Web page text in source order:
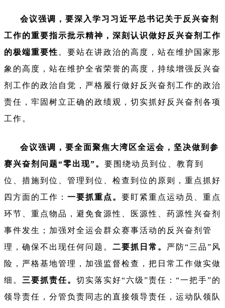
会议强调，要深入学习习近平总书记关于反兴奋剂
工作的重要指示批示精神，深刻认识做好反兴奋剂工作
的极端重要性 。要站在讲政治的高度，站在维护国家形
象的高度，站在维护全省荣誉的高度，持续增强反兴奋
剂工作的政治自觉，严格履行做好反兴奋剂工作的政治
责任，牢固树立正确的政绩观，切实抓好反兴奋剂各项
工作。
会议强调，要全面聚焦大湾区全运会，坚决做到参
赛兴奋剂问题“零出现”。 要围绕动员到位、教育到
位、措施到位、管理到位、检查到位的原则，重点抓好
四方面的工作： 一要抓重点。 要盯紧重点运动员、重点
环节、重点物品，避免食源性、医源性、药源性兴奋剂
事件发生；加强对全运会群众赛事活动的反兴奋剂管
理，确保不出现任何问题。 二要抓日常。 严防“三品”风
险，严格基地管理，加强监督检查，把日常工作做实做
细。 三要抓责任。 切实落实好“六级”责任：“一把手”的
领导责任，分管负责同志的直接领导责任，运动队领队